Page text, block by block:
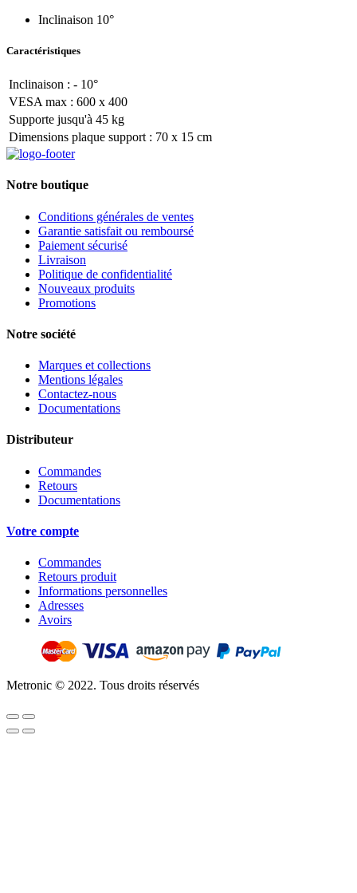
Inclinaison 10°
Caractéristiques
Inclinaison : - 10°
VESA max : 600 x 400
Supporte jusqu'à 45 kg
Dimensions plaque support : 70 x 15 cm
Notre boutique
Conditions générales de ventes
Garantie satisfait ou remboursé
Paiement sécurisé
Livraison
Politique de confidentialité
Nouveaux produits
Promotions
Notre société
Marques et collections
Mentions légales
Contactez-nous
Documentations
Distributeur
Commandes
Retours
Documentations
Votre compte
Commandes
Retours produit
Informations personnelles
Adresses
Avoirs
Metronic © 2022. Tous droits réservés